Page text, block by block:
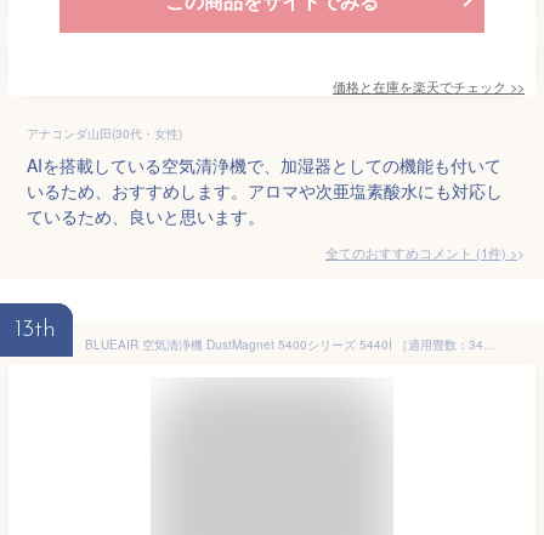
価格と在庫を楽天でチェック >>
アナコンダ山田(30代・女性)
AIを搭載している空気清浄機で、加湿器としての機能も付いて
いるため、おすすめします。アロマや次亜塩素酸水にも対応し
ているため、良いと思います。
全てのおすすめコメント (1件) >
13th
BLUEAIR 空気清浄機 DustMagnet 5400シリーズ 5440I ［適用畳数：34畳 /PM2.5対応］ 5440I